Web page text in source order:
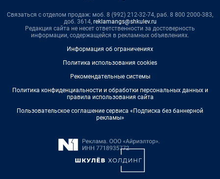
Связаться с отделом продаж: моб. 8 (992) 212-32-74, раб. 8 800 2000-383,
доб. 3614, reklamangs@shkulev.ru
Редакция сайта не несет ответственности за достоверность
информации, содержащейся в рекламных объявлениях.
Информация об ограничениях
Политика использования cookies
Рекомендательные системы
Политика конфиденциальности и обработки персональных данных и
правила использования сайта
Пользовательское соглашение сервиса «Подписка без баннерной
рекламы»